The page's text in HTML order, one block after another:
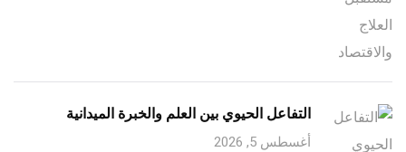
التفاعل الحيوي بين العلم والخبرة الميدانية
أغسطس 5, 2026